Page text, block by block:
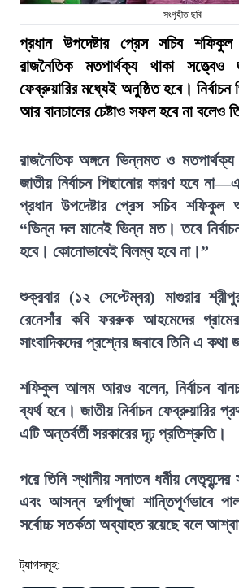
সংগৃহীত ছবি
প্রধান উপদেষ্টার প্রেস সচিব
রাজনৈতিক মতপার্থক্য থাকা সত্ত্বেও
ফেব্রুয়ারির মধ্যেই অনুষ্ঠিত হবে।
আর বানচালের চেষ্টাও সফল হবে না বলেও
রাজনৈতিক অঙ্গনে ভিন্নমত ও
জাতীয় নির্বাচন পিছানোর কারণ হবে
প্রধান উপদেষ্টার প্রেস সচিব
“ভিন্ন দল মানেই ভিন্ন মত। তবে
হবে। কোনোভাবেই বিলম্ব হবে না।”
শুক্রবার (১২ সেপ্টেম্বর) মাগুরার
রেনেসাঁর কবি ফররুক আহমেদের গ্রামের
সাংবাদিকদের প্রশ্নের জবাবে তিনি এ কথা
শফিকুল আলম আরও বলেন, নির্বাচন
ব্যর্থ হবে। জাতীয় নির্বাচন ফেব্রুয়ারির
এটি অন্তর্বর্তী সরকারের দৃঢ় প্রতিশ্রুতি।
পরে তিনি স্থানীয় সনাতন ধর্মীয় নেতৃবৃন্দের
এবং আসন্ন দুর্গাপূজা শান্তিপূর্ণভাবে
সর্বোচ্চ সতর্কতা অব্যাহত রয়েছে বলে
ট্যাগসমূহ: